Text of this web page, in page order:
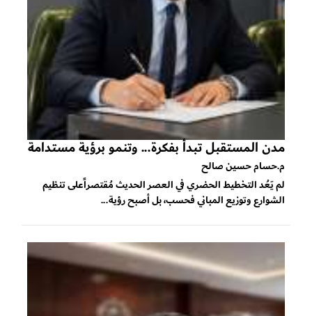
مدن المستقبل تبدأ بفكرة... وتنمو برؤية مستدامة
م.حسام حسين صالح
لم يَعُد التخطيط الحضري في العصر الحديث مُقتصراًعلى تنظيم
الشوارع وتوزيع المباني فحسب، بل أصبح رؤية...